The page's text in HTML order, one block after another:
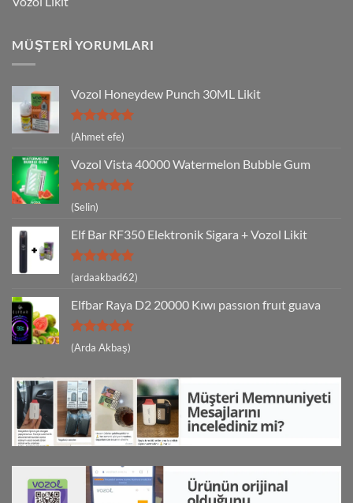
MÜŞTERI YORUMLARI
Vozol Honeydew Punch 30ML Likit
5 üzerinden
5
(Ahmet efe)
Vozol Vista 40000 Watermelon Bubble Gum
5 üzerinden
5
oy aldı
(Selin)
Elf Bar RF350 Elektronik Sigara + Vozol Likit
5 üzerinden
5
(ardaakbad62)
Elfbar Raya D2 20000 Kıwı passıon fruıt guava
5 üzerinden
5
(Arda Akbaş)